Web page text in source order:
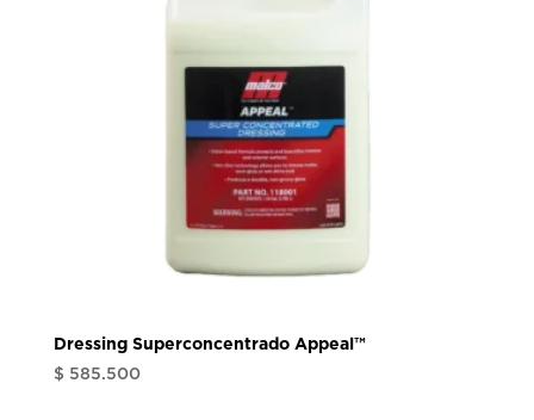
Dressing Superconcentrado Appeal™
$ 585.500